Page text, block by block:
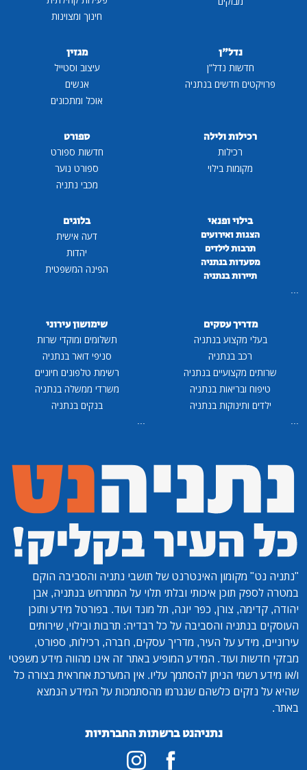
חינוך ומצוינות
נדל"ן
חדשות נדל"ן
פרויקטים חדשים בנתניה
מגזין
עיצוב וסטייל
אנשים
אוכל ומתכונים
רכילות ולילה
רכילות
מקומות בילוי
ספורט
חדשות ספורט
ספורט נוער
מכבי נתניה
בילוי ופנאי
הצגות ואירועים
תרבות לילדים
מסעדות בנתניה
תיירות בנתניה
...
בלוגים
דעה אישית
יהדות
הפינה המשפטית
מדריך עסקים
בעלי מקצוע בנתניה
רכב בנתניה
שרותים מקצועיים בנתניה
טיפוח ובריאות בנתניה
ילדים ותינוקות בנתניה
...
שימושון עירוני
תשלומים ומוקדי שרות
סניפי דואר בנתניה
רשימת טלפונים חיוניים
משרדי ממשלה בנתניה
בנקים בנתניה
...
"נתניה נט" מקומון האינטרנט של תושבי נתניה והסביבה הוקם
במטרה לספק תוכן איכותי ובלתי תלוי על המתרחש בנתניה, אבן
יהודה, קדימה, צורן, כפר יונה, תל מונד ועוד. בפורטל מידע ותוכן
העוסקים בנתניה והסביבה על כל רבדיה: תרבות ובילוי, שירותים
עירוניים, מידע על העיר, מדריך עסקים, חברה, רכילות, ספורט,
מבזקי חדשות ועוד. המידע המופיע באתר זה אינו מהווה מידע משפטי
ו/או מידע רשמי הניתן להסתמך עליו. אין המערכת אחראית בצורה כל
שהיא על נזקים כלשהם שנגרמו מהסתמכות על המידע הנמצא
באתר.
נתניהנט ברשתות החברתיות